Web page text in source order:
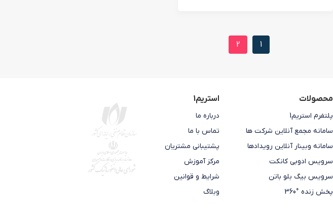
1
2
محصولات
پلتفرم استریم1
سامانه مجمع آنلاین شرکت ها
سامانه وبینار آنلاین رویدادها
سرویس ادوبی کانکت
سرویس بیگ بلو باتن
پخش زنده °360
استریم1
درباره ما
تماس با ما
پشتیبانی مشتریان
مرکز آموزش
شرایط و قوانین
وبلاگ